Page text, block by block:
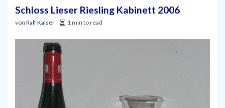
Schloss Lieser Riesling Kabinett 2006
von Ralf Kaiser 1 min to read